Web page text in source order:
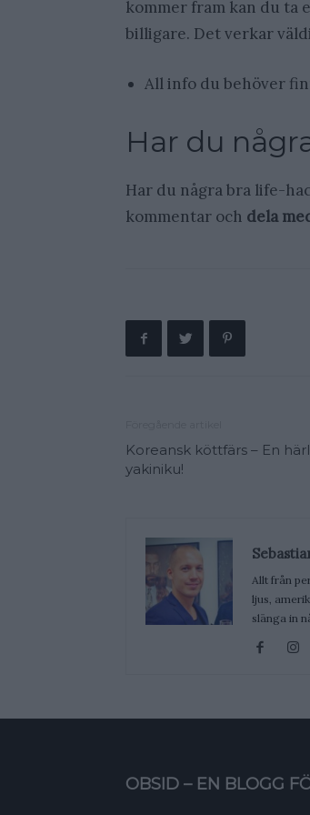
kommer fram kan du ta
billigare. Det verkar
All info du behöver
Har du
Har du några bra life-
kommentar och dela
Koreansk köttfärs – En
yakiniku!
Allt från
ljus,
slänga in
OBSID – EN BLOGG